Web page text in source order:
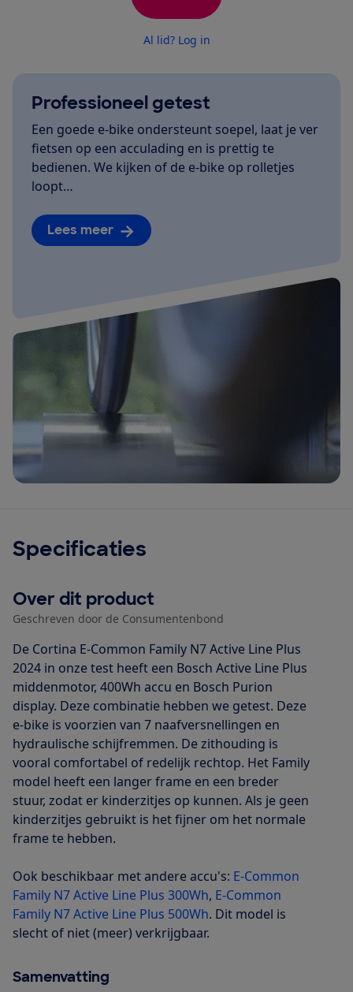
Al lid? Log in
Professioneel getest
Een goede e-bike ondersteunt soepel, laat je ver
fietsen op een acculading en is prettig te
bedienen. We kijken of de e-bike op rolletjes
loopt…
Lees meer
Specificaties
Over dit product
Geschreven door de Consumentenbond
De Cortina E-Common Family N7 Active Line Plus
2024 in onze test heeft een Bosch Active Line Plus
middenmotor, 400Wh accu en Bosch Purion
display. Deze combinatie hebben we getest. Deze
e-bike is voorzien van 7 naafversnellingen en
hydraulische schijfremmen. De zithouding is
vooral comfortabel of redelijk rechtop. Het Family
model heeft een langer frame en een breder
stuur, zodat er kinderzitjes op kunnen. Als je geen
kinderzitjes gebruikt is het fijner om het normale
frame te hebben.
Ook beschikbaar met andere accu's: E-Common
Family N7 Active Line Plus 300Wh, E-Common
Family N7 Active Line Plus 500Wh. Dit model is
slecht of niet (meer) verkrijgbaar.
Samenvatting